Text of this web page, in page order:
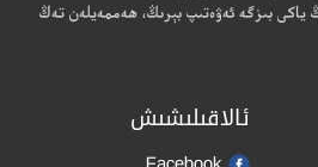
بىزگە ئەۋەتىپ بېرىڭ، ھەممەيلەن تەڭ
ئالاقىلىشىش
Facebook